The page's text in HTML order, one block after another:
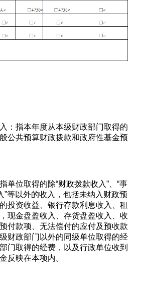
：指本年度从本级财政部门取得的
公共预算财政拨款和政府性基金预
单位取得的除“财政拨款收入”、“事
”等以外的收入，包括未纳入财政预
投资收益、银行存款利息收入、租
现金盘盈收入、存货盘盈收入、收
付款项、无法偿付的应付及预收款
财政部门以外的同级单位取得的经
门取得的经费，以及行政单位收到
反映在本项内。